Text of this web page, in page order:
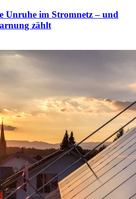
Unruhe im Stromnetz – und
zählt